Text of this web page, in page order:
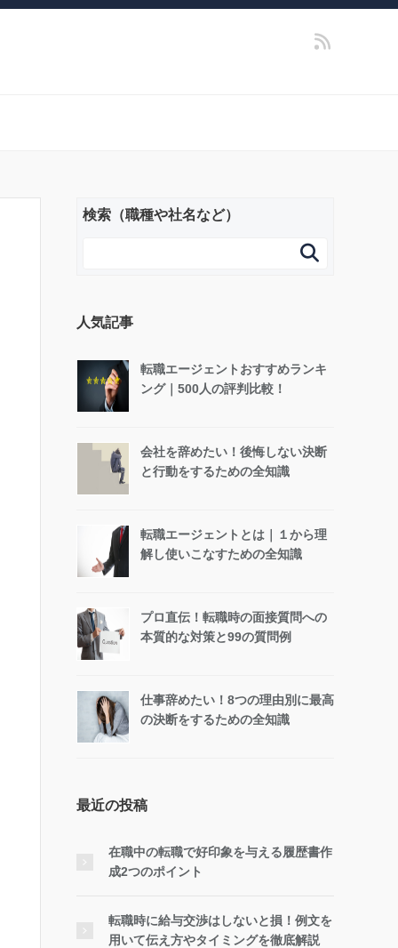
検索（職種や社名など）

人気記事
転職エージェントおすすめランキ
ング｜500人の評判比較！
会社を辞めたい！後悔しない決断
と行動をするための全知識
転職エージェントとは｜１から理
解し使いこなすための全知識
プロ直伝！転職時の面接質問への
本質的な対策と99の質問例
仕事辞めたい！8つの理由別に最高
の決断をするための全知識
最近の投稿
在職中の転職で好印象を与える履歴書作
成2つのポイント
転職時に給与交渉はしないと損！例文を
用いて伝え方やタイミングを徹底解説